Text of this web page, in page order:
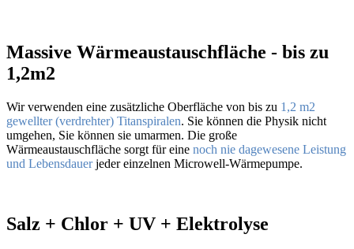
Massive Wärmeaustauschfläche - bis zu
1,2m2
Wir verwenden eine zusätzliche Oberfläche von bis zu 1,2 m2
gewellter (verdrehter) Titanspiralen. Sie können die Physik nicht
umgehen, Sie können sie umarmen. Die große
Wärmeaustauschfläche sorgt für eine noch nie dagewesene Leistung
und Lebensdauerjeder einzelnen Microwell-Wärmepumpe.
Salz + Chlor + UV + Elektrolyse